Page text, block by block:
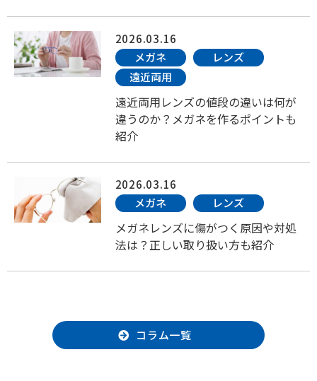
2026.03.16
メガネ
レンズ
遠近両用
遠近両用レンズの値段の違いは何が
違うのか？メガネを作るポイントも
紹介
2026.03.16
メガネ
レンズ
メガネレンズに傷がつく原因や対処
法は？正しい取り扱い方も紹介
コラム一覧